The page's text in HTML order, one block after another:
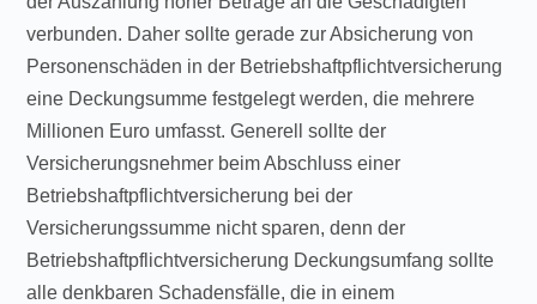
verbunden. Daher sollte gerade zur Absicherung von
Personenschäden in der Betriebshaftpflichtversicherung
eine Deckungsumme festgelegt werden, die mehrere
Millionen Euro umfasst. Generell sollte der
Versicherungsnehmer beim Abschluss einer
Betriebshaftpflichtversicherung bei der
Versicherungssumme nicht sparen, denn der
Betriebshaftpflichtversicherung Deckungsumfang sollte
alle denkbaren Schadensfälle, die in einem